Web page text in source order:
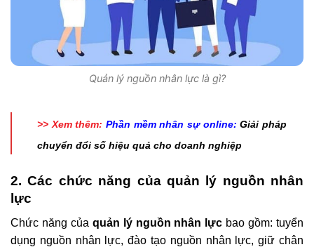
Quản lý nguồn nhân lực là gì?
>> Xem thêm: Phần mềm nhân sự online: Giải pháp
chuyển đổi số hiệu quả cho doanh nghiệp
2. Các chức năng của quản lý nguồn nhân
lực
Chức năng của quản lý nguồn nhân lực bao gồm: tuyển
dụng nguồn nhân lực, đào tạo nguồn nhân lực, giữ chân